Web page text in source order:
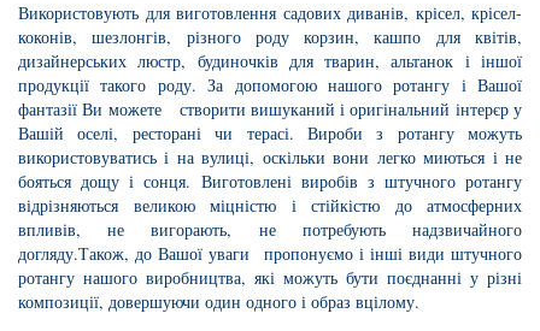
Використовують для виготовлення садових диванів, крісел, крісел-
коконів, шезлонгів, різного роду корзин, кашпо для квітів,
дизайнерських люстр, будиночків для тварин, альтанок і іншої
продукції такого роду. За допомогою нашого ротангу і Вашої
фантазії Ви можете створити вишуканий і оригінальний інтерєр у
Вашій оселі, ресторані чи терасі. Вироби з ротангу можуть
використовуватись і на вулиці, оскільки вони легко миються і не
бояться дощу і сонця. Виготовлені виробів з штучного ротангу
відрізняються великою міцністю і стійкістю до атмосферних
впливів, не вигорають, не потребують надзвичайного
догляду.Також, до Вашої уваги пропонуємо і інші види штучного
ротангу нашого виробництва, які можуть бути поєднанні у різні
композиції, довершуючи один одного і образ вцілому.